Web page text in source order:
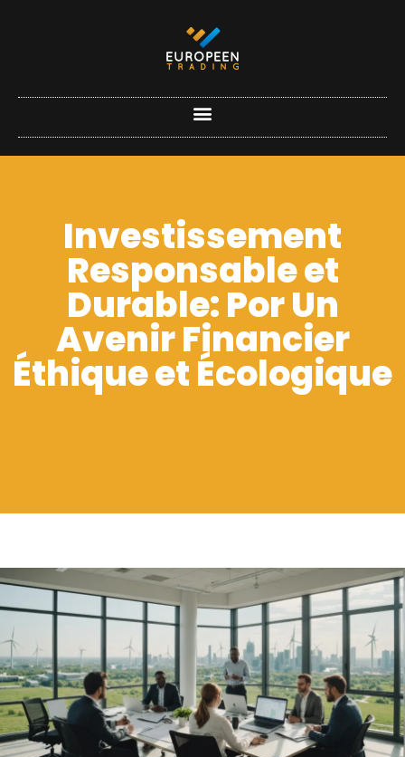
Investissement
Responsable et
Durable: Por Un
Avenir Financier
Éthique et Écologique